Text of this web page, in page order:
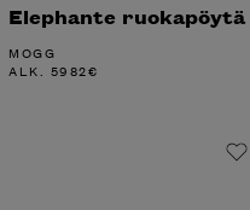
Elephante ruokapöytä
MOGG
ALK. 5982€